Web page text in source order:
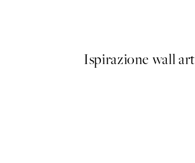
Ispirazione wall art